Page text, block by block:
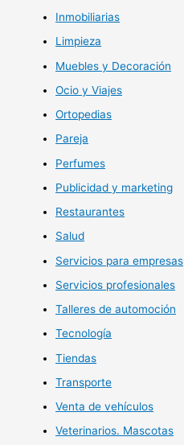
Inmobiliarias
Limpieza
Muebles y Decoración
Ocio y Viajes
Ortopedias
Pareja
Perfumes
Publicidad y marketing
Restaurantes
Salud
Servicios para empresas
Servicios profesionales
Talleres de automoción
Tecnología
Tiendas
Transporte
Venta de vehículos
Veterinarios. Mascotas